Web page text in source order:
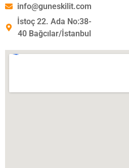
info@guneskilit.com
İstoç 22. Ada No:38-
40 Bağcılar/İstanbul